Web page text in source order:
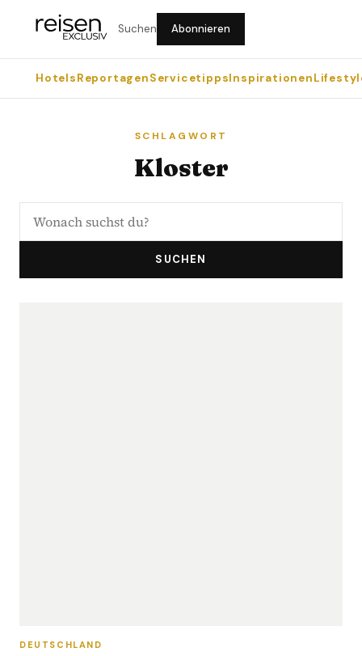
Suchen Abonnieren
HotelsReportagenServicetippsInspirationen
SCHLAGWORT
Kloster
SUCHEN
DEUTSCHLAND